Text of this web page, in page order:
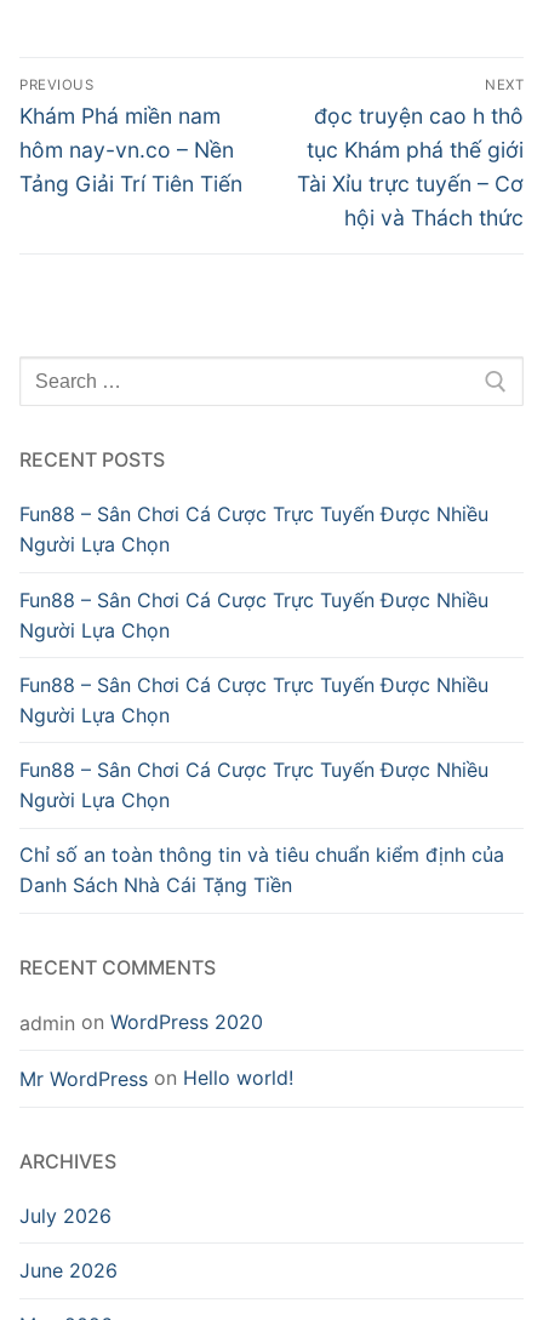
Post
navigation
PREVIOUS
Previous
post:
Khám Phá miền nam
hôm nay-vn.co – Nền
Tảng Giải Trí Tiên Tiến
NEXT
Next
post:
đọc truyện cao h thô
tục Khám phá thế giới
Tài Xỉu trực tuyến – Cơ
hội và Thách thức
Search
for:
RECENT POSTS
Fun88 – Sân Chơi Cá Cược Trực Tuyến Được Nhiều
Người Lựa Chọn
Fun88 – Sân Chơi Cá Cược Trực Tuyến Được Nhiều
Người Lựa Chọn
Fun88 – Sân Chơi Cá Cược Trực Tuyến Được Nhiều
Người Lựa Chọn
Fun88 – Sân Chơi Cá Cược Trực Tuyến Được Nhiều
Người Lựa Chọn
Chỉ số an toàn thông tin và tiêu chuẩn kiểm định của
Danh Sách Nhà Cái Tặng Tiền
RECENT COMMENTS
admin on WordPress 2020
Mr WordPress on Hello world!
ARCHIVES
July 2026
June 2026